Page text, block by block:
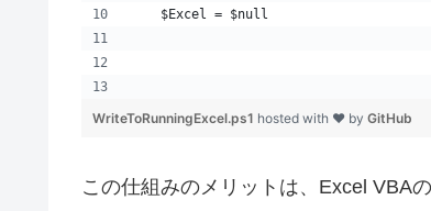
    $Excel = $null
WriteToRunningExcel.ps1 hosted with ❤ by GitHub
この仕組みのメリットは、Excel VBA